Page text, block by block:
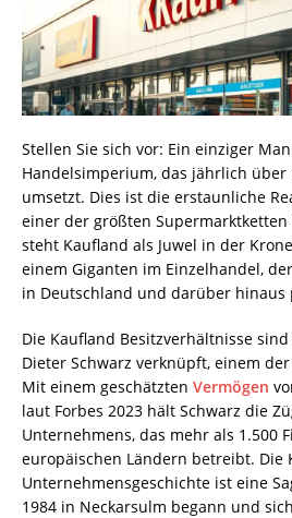
Stellen Sie sich vor: Ein einziger
Handelsimperium, das jährlich
umsetzt. Dies ist die erstaunliche
einer der größten Supermarktketten
steht Kaufland als Juwel in der
einem Giganten im Einzelhandel,
in Deutschland und darüber hinaus
Die Kaufland Besitzverhältnisse
Dieter Schwarz verknüpft, einem
Mit einem geschätzten Vermögen
laut Forbes 2023 hält Schwarz die
Unternehmens, das mehr als 1.500
europäischen Ländern betreibt. Die
Unternehmensgeschichte ist eine
1984 in Neckarsulm begann und